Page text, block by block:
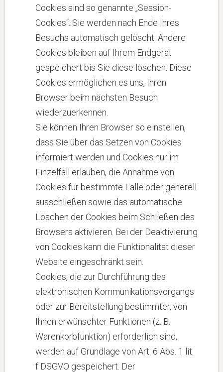
Cookies sind so genannte „Session-
Cookies“. Sie werden nach Ende Ihres
Besuchs automatisch gelöscht. Andere
Cookies bleiben auf Ihrem Endgerät
gespeichert bis Sie diese löschen. Diese
Cookies ermöglichen es uns, Ihren
Browser beim nächsten Besuch
wiederzuerkennen.
Sie können Ihren Browser so einstellen,
dass Sie über das Setzen von Cookies
informiert werden und Cookies nur im
Einzelfall erlauben, die Annahme von
Cookies für bestimmte Fälle oder generell
ausschließen sowie das automatische
Löschen der Cookies beim Schließen des
Browsers aktivieren. Bei der Deaktivierung
von Cookies kann die Funktionalität dieser
Website eingeschränkt sein.
Cookies, die zur Durchführung des
elektronischen Kommunikationsvorgangs
oder zur Bereitstellung bestimmter, von
Ihnen erwünschter Funktionen (z. B.
Warenkorbfunktion) erforderlich sind,
werden auf Grundlage von Art. 6 Abs. 1 lit.
f DSGVO gespeichert. Der